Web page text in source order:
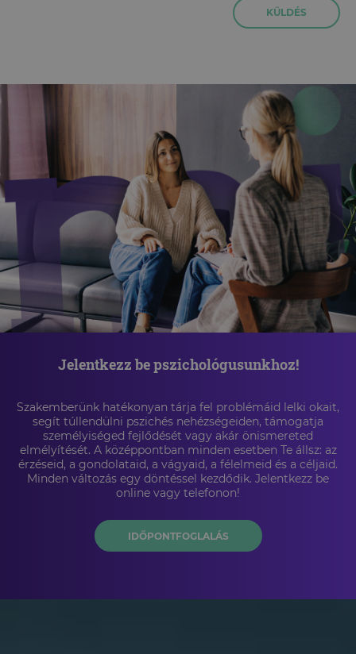
KÜLDÉS
Jelentkezz be pszichológusunkhoz!
Szakemberünk hatékonyan tárja fel problémáid lelki okait,
segít túllendülni pszichés nehézségeiden, támogatja
személyiséged fejlődését vagy akár önismereted
elmélyítését. A középpontban minden esetben Te állsz: az
érzéseid, a gondolataid, a vágyaid, a félelmeid és a céljaid.
Minden változás egy döntéssel kezdődik. Jelentkezz be
online vagy telefonon!
IDŐPONTFOGLALÁS